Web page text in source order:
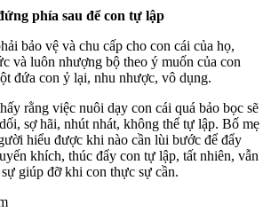
phía sau để con tự lập
bảo vệ và chu cấp cho con cái của họ,
và luôn nhượng bộ theo ý muốn của con
đứa con ỷ lại, nhu nhược, vô dụng.
rằng việc nuôi dạy con cái quá bảo bọc sẽ
sợ hãi, nhút nhát, không thể tự lập. Bố mẹ
hiểu được khi nào cần lùi bước để đẩy
khích, thúc đẩy con tự lập, tất nhiên, vẫn
giúp đỡ khi con thực sự cần.